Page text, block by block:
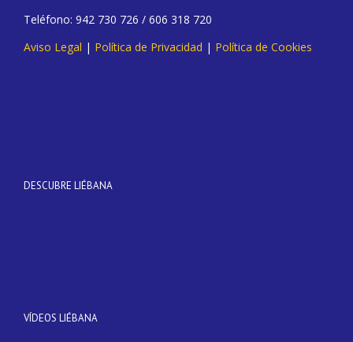
Teléfono: 942 730 726 / 606 318 720
Aviso Legal | Política de Privacidad | Política de Cookies
DESCUBRE LIÉBANA
VÍDEOS LIÉBANA